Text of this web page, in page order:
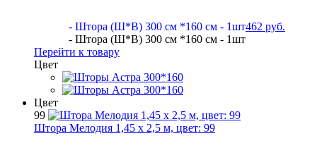
- Штора (Ш*В) 300 см *160 см - 1шт462 руб.
- Штора (Ш*В) 300 см *160 см - 1шт
Перейти к товару
Цвет
Цвет
99
Штора Мелодия 1,45 х 2,5 м, цвет: 99